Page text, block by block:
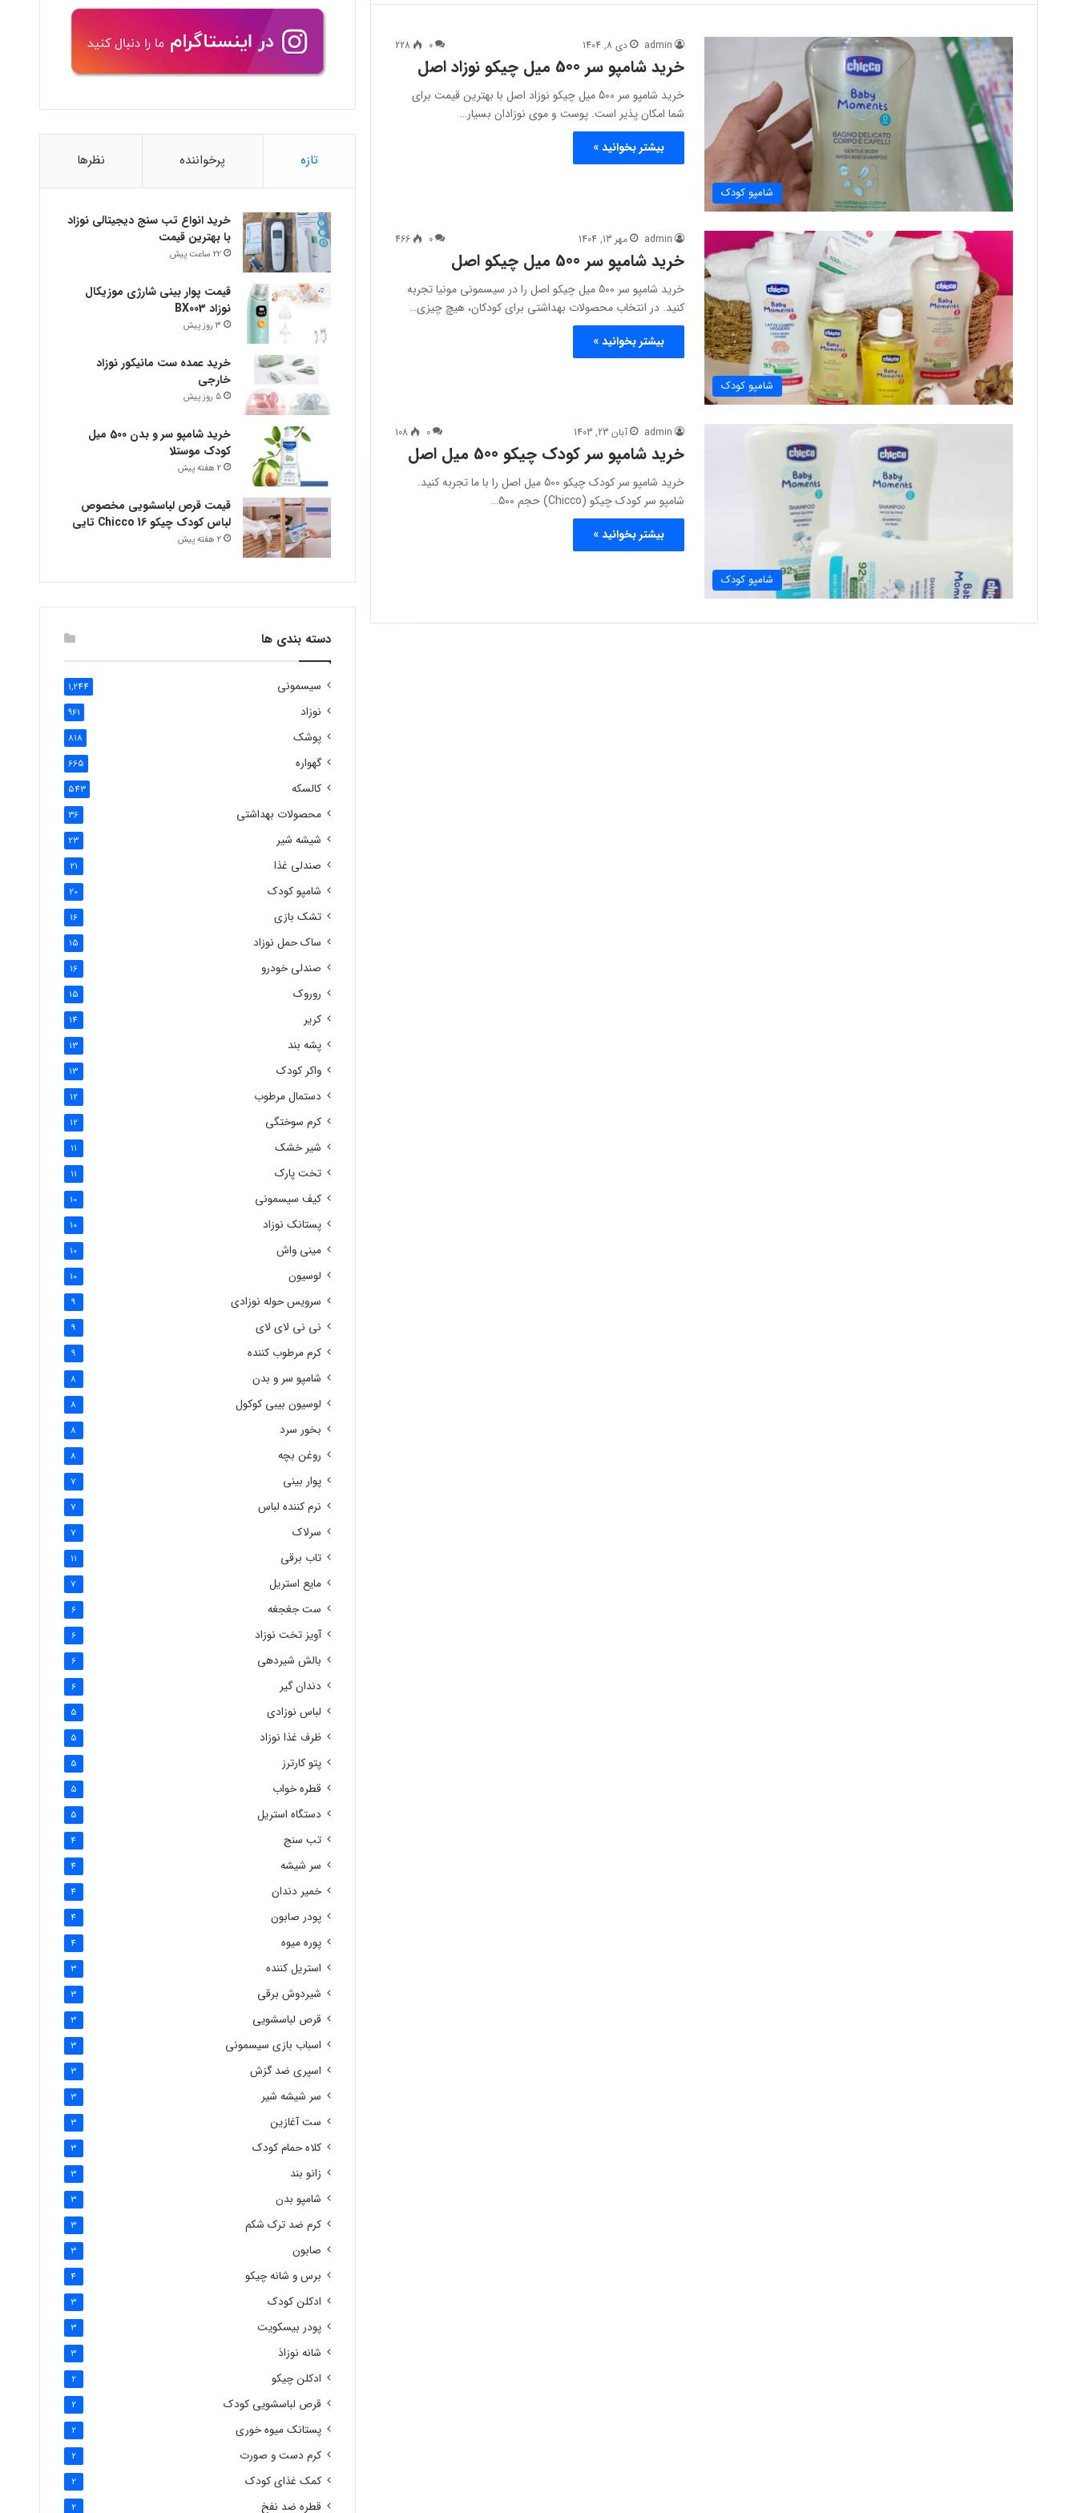
شامپو کودک
admin دی 8, 1404 0
228
خرید شامپو سر 500 میل چیکو نوزاد اصل
خرید شامپو سر 500 میل چیکو نوزاد اصل با بهترین قیمت برای
شما امکان پذیر است. پوست و موی نوزادان بسیار…
بیشتر بخوانید »
شامپو کودک
admin مهر 13, 1404 0
466
خرید شامپو سر 500 میل چیکو اصل
خرید شامپو سر 500 میل چیکو اصل را در سیسمونی مونیا تجربه
کنید. در انتخاب محصولات بهداشتی برای کودکان، هیچ چیزی…
بیشتر بخوانید »
شامپو کودک
admin آبان 23, 1403 0
108
خرید شامپو سر کودک چیکو 500 میل اصل
خرید شامپو سر کودک چیکو 500 میل اصل را با ما تجربه کنید.
شامپو سر کودک چیکو (Chicco) حجم 500…
بیشتر بخوانید »
تازه پرخواننده نظرها
خرید انواع تب سنج دیجیتالی نوزاد
با بهترین قیمت
22 ساعت پیش
قیمت پوار بینی شارژی موزیکال
نوزاد BX003
3 روز پیش
خرید عمده ست مانیکور نوزاد
خارجی
5 روز پیش
خرید شامپو سر و بدن 500 میل
کودک موستلا
2 هفته پیش
قیمت قرص لباسشویی مخصوص
لباس کودک چیکو Chicco 16 تایی
2 هفته پیش
دسته بندی ها
سیسمونی 1,244
نوزاد 961
پوشک 818
گهواره 665
کالسکه 543
محصولات بهداشتی 36
شیشه شیر 23
صندلی غذا 21
شامپو کودک 20
تشک بازی 16
ساک حمل نوزاد 15
صندلی خودرو 16
روروک 15
کریر 14
پشه بند 13
واکر کودک 13
دستمال مرطوب 12
کرم سوختگی 12
شیر خشک 11
تخت پارک 11
کیف سیسمونی 10
پستانک نوزاد 10
مینی واش 10
لوسیون 10
سرویس حوله نوزادی 9
نی نی لای لای 9
کرم مرطوب کننده 9
شامپو سر و بدن 8
لوسیون بیبی کوکول 8
بخور سرد 8
روغن بچه 8
پوار بینی 7
نرم کننده لباس 7
سرلاک 7
تاب برقی 11
مایع استریل 7
ست جغجغه 6
آویز تخت نوزاد 6
بالش شیردهی 6
دندان گیر 6
لباس نوزادی 5
ظرف غذا نوزاد 5
پتو کارترز 5
قطره خواب 5
دستگاه استریل 5
تب سنج 4
سر شیشه 4
خمیر دندان 4
پودر صابون 4
پوره میوه 4
استریل کننده 3
شیردوش برقی 3
قرص لباسشویی 3
اسباب بازی سیسمونی 3
اسپری ضد گزش 3
سر شیشه شیر 3
ست آغازین 3
کلاه حمام کودک 3
زانو بند 3
شامپو بدن 3
کرم ضد ترک شکم 3
صابون 3
برس و شانه چیکو 4
ادکلن کودک 3
پودر بیسکویت 3
شانه نوزاذ 3
ادکلن چیکو 2
قرص لباسشویی کودک 2
پستانک میوه خوری 2
کرم دست و صورت 2
کمک غذای کودک 2
قطره ضد نفخ 2